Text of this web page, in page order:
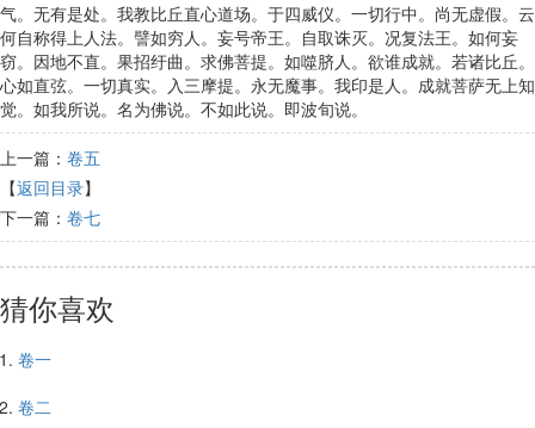
气。无有是处。我教比丘直心道场。于四威仪。一切行中。尚无虚假。云
何自称得上人法。譬如穷人。妄号帝王。自取诛灭。况复法王。如何妄
窃。因地不直。果招纡曲。求佛菩提。如噬脐人。欲谁成就。若诸比丘。
心如直弦。一切真实。入三摩提。永无魔事。我印是人。成就菩萨无上知
觉。如我所说。名为佛说。不如此说。即波旬说。
上一篇： 卷五
【返回目录】
下一篇： 卷七
猜你喜欢
卷一
卷二